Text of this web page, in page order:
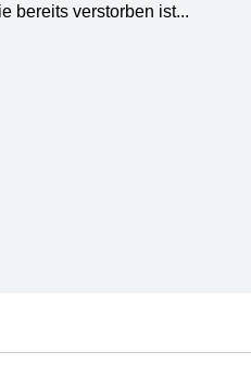
bereits verstorben ist...